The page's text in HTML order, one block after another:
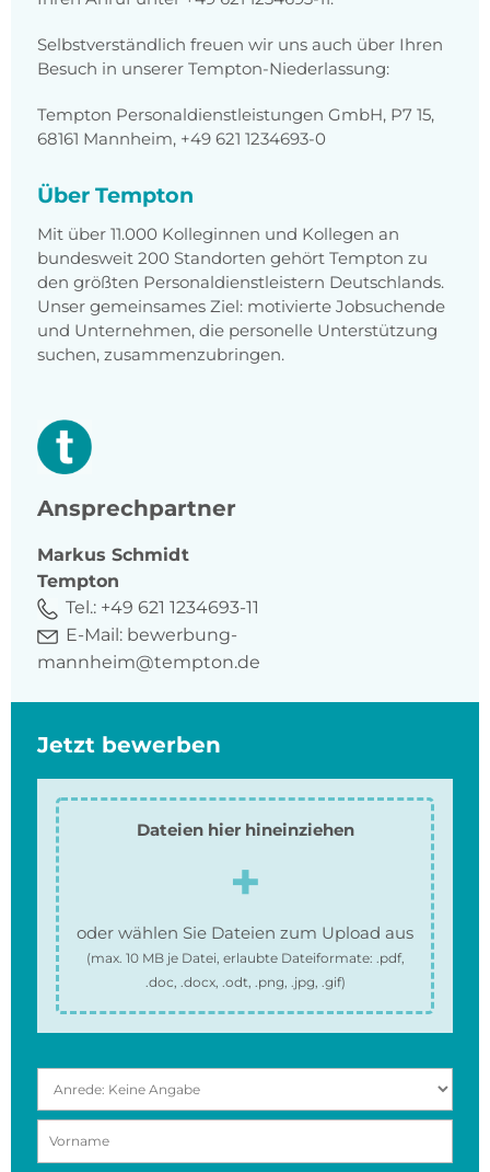
Selbstverständlich freuen wir uns auch über Ihren
Besuch in unserer Tempton-Niederlassung:
Tempton Personaldienstleistungen GmbH, P7 15,
68161 Mannheim, +49 621 1234693-0
Über Tempton
Mit über 11.000 Kolleginnen und Kollegen an
bundesweit 200 Standorten gehört Tempton zu
den größten Personaldienstleistern Deutschlands.
Unser gemeinsames Ziel: motivierte Jobsuchende
und Unternehmen, die personelle Unterstützung
suchen, zusammenzubringen.
Ansprechpartner
Markus Schmidt
Tempton
Tel.: +49 621 1234693-11
E-Mail: bewerbung-
mannheim@tempton.de
Jetzt bewerben
Dateien hier hineinziehen
oder wählen Sie Dateien zum Upload aus
(max. 10 MBje Datei, erlaubte Dateiformate: .pdf,
.doc, .docx, .odt, .png, .jpg, .gif)